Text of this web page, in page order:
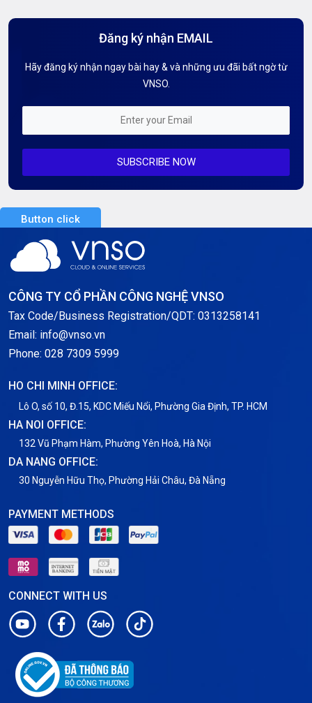
Hướng dẫn Tên miền
Kiến thức AI
Mỗi tuần 01 Server
Server Dedicated (Máy chủ riêng)
Server GPU
Server Windows
Notification
Thông tin chung
Tin tức
VNPT
Đăng ký nhận EMAIL
Hãy đăng ký nhận ngay bài hay & và những ưu đãi bất ngờ từ
VNSO.
SUBSCRIBE NOW
Button click
CÔNG TY CỔ PHẦN CÔNG NGHỆ VNSO
Tax Code/Business Registration/QDT: 0313258141
Email: info@vnso.vn
Phone: 028 7309 5999
HO CHI MINH OFFICE:
Lô O, số 10, Đ.15, KDC Miếu Nổi, Phường Gia Định, TP. HCM
HA NOI OFFICE:
132 Vũ Phạm Hàm, Phường Yên Hoà, Hà Nội
DA NANG OFFICE:
30 Nguyễn Hữu Thọ, Phường Hải Châu, Đà Nẵng
PAYMENT METHODS
CONNECT WITH US